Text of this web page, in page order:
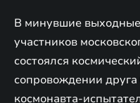
В минувшие
участников
состоялся
сопровождении друга
космонавта-